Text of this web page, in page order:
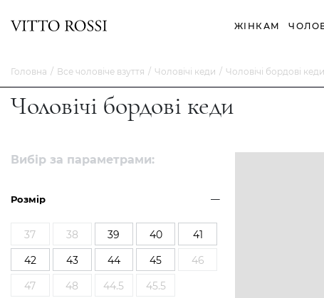
ЖІНКАМ
Головна Все чоловіче взуття Чоловічі кеди Чоловічі бордові кеди
Чоловічі бордові кеди
Вибір за параметрами:
Розмір
37 38 39 40
41
42
43 44 45
46
47
48 44.5 45.5